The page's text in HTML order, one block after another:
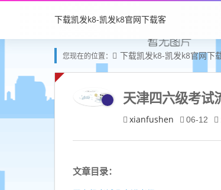
下载凯发k8-凯发k8官网下载客
户端中心
您现在的位置： 下载凯发k8-凯发k8官网下
天津四六级考试
xianfushen 06-12
文章目录：